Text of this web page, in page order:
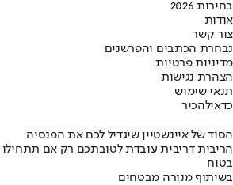
בחירות 2026
אודות
צור קשר
נבחרת הכתבים והפרשנים
מדיניות פרטיות
הצהרת נגישות
תנאי שימוש
כדאילהכיר
הסוד של איינשטיין שיגדיל לכם את הפנסיה
הריבית דריבית עובדת לטובתכם רק אם
בטוח
בשיתוף מנורה מבטחים